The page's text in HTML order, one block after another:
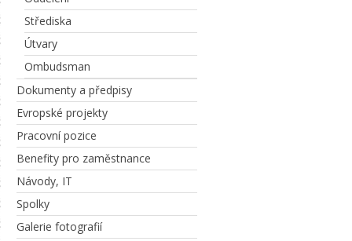
Střediska
Útvary
Ombudsman
Dokumenty a předpisy
Evropské projekty
Pracovní pozice
Benefity pro zaměstnance
Návody, IT
Spolky
Galerie fotografií